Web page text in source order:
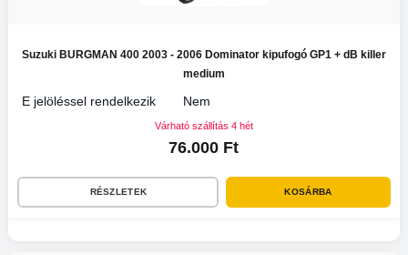
Suzuki BURGMAN 400 2003 - 2006 Dominator kipufogó GP1 + dB killer
medium
E jelöléssel rendelkezik Nem
Várható szállítás 4 hét
76.000 Ft
RÉSZLETEK KOSÁRBA